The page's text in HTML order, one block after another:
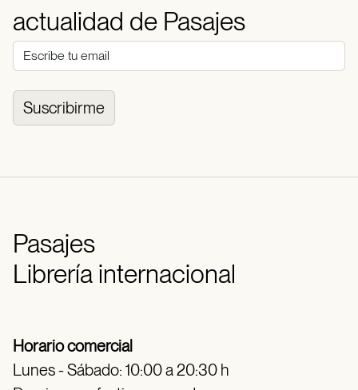
actualidad de Pasajes
Suscribirme
Pasajes
Librería internacional
Horario comercial
Lunes - Sábado: 10:00 a 20:30 h